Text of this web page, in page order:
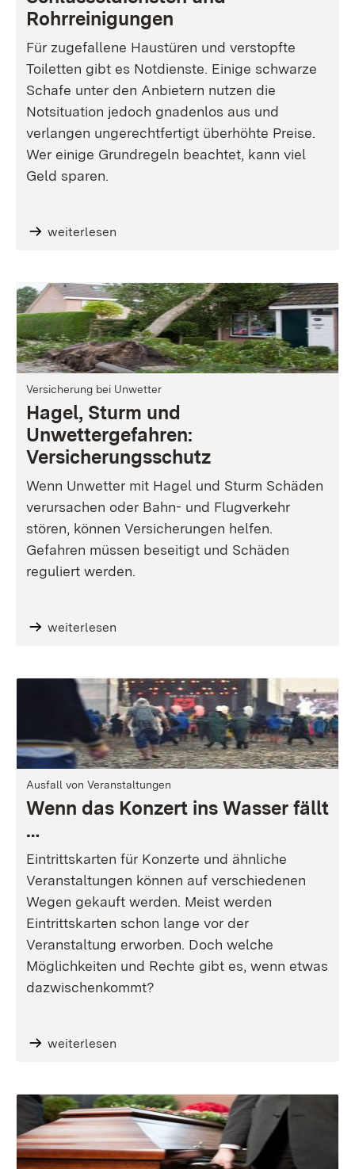
Rohrreinigungen
Für zugefallene Haustüren und verstopfte
Toiletten gibt es Notdienste. Einige schwarze
Schafe unter den Anbietern nutzen die
Notsituation jedoch gnadenlos aus und
verlangen ungerechtfertigt überhöhte Preise.
Wer einige Grundregeln beachtet, kann viel
Geld sparen.
weiterlesen
Versicherung bei Unwetter
Hagel, Sturm und
Unwettergefahren:
Versicherungsschutz
Wenn Unwetter mit Hagel und Sturm Schäden
verursachen oder Bahn- und Flugverkehr
stören, können Versicherungen helfen.
Gefahren müssen beseitigt und Schäden
reguliert werden.
weiterlesen
Ausfall von Veranstaltungen
Wenn das Konzert ins Wasser fällt
…
Eintrittskarten für Konzerte und ähnliche
Veranstaltungen können auf verschiedenen
Wegen gekauft werden. Meist werden
Eintrittskarten schon lange vor der
Veranstaltung erworben. Doch welche
Möglichkeiten und Rechte gibt es, wenn etwas
dazwischenkommt?
weiterlesen